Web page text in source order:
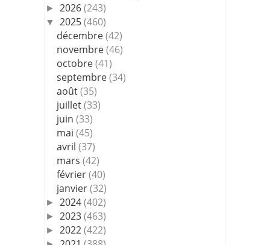
► 2026(243)
▼ 2025(460)
décembre(42)
novembre(46)
octobre(41)
septembre(34)
août(35)
juillet(33)
juin(33)
mai(45)
avril(37)
mars(42)
février(40)
janvier(32)
► 2024(402)
► 2023(463)
► 2022(422)